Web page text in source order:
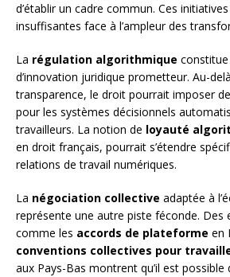
d’établir un cadre commun. Ces
insuffisantes face à l’ampleur des
La régulation algorithmique
d’innovation juridique prometteur. Au-
transparence, le droit pourrait imposer
pour les systèmes décisionnels
travailleurs. La notion de loyauté
en droit français, pourrait s’étendre
relations de travail numériques.
La négociation collective adaptée à
représente une autre piste féconde. Des
comme les accords de plateforme en
conventions collectives pour
aux Pays-Bas montrent qu’il est possible